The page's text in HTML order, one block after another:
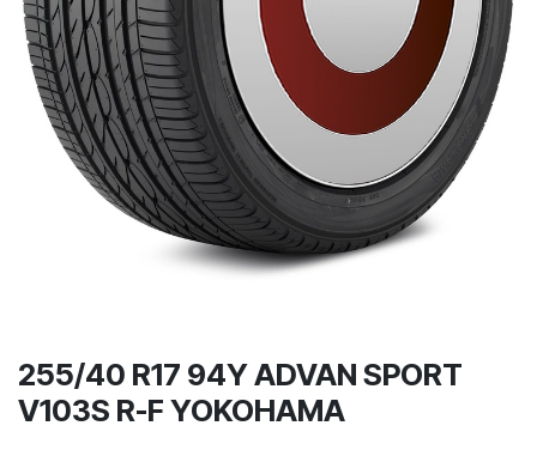
255/40 R17 94Y ADVAN SPORT
V103S R-F YOKOHAMA